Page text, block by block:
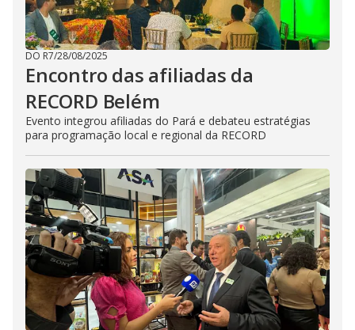
DO R7/28/08/2025
Encontro das afiliadas da
RECORD Belém
Evento integrou afiliadas do Pará e debateu estratégias
para programação local e regional da RECORD